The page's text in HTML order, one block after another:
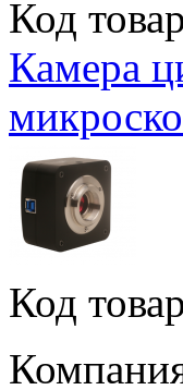
Код
Камера
Код